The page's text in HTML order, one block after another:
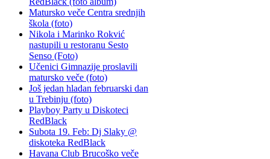
Matursko veče Centra srednjih
škola (foto)
Nikola i Marinko Rokvić
nastupili u restoranu Sesto
Senso (Foto)
Učenici Gimnazije proslavili
matursko veče (foto)
Još jedan hladan februarski dan
u Trebinju (foto)
Playboy Party u Diskoteci
RedBlack
Subota 19. Feb: Dj Slaky @
diskoteka RedBlack
Havana Club Brucoško veče